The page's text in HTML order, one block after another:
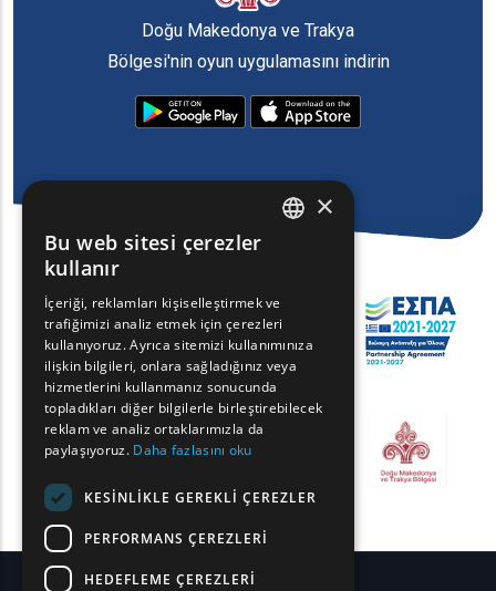
Doğu Makedonya ve Trakya
Bölgesi'nin oyun uygulamasını indirin
FRENCH
BULGARIAN
GERMAN
×
Bu web sitesi çerezler
kullanır
İçeriği, reklamları kişiselleştirmek ve
trafiğimizi analiz etmek için çerezleri
kullanıyoruz. Ayrıca sitemizi kullanımınıza
ilişkin bilgileri, onlara sağladığınız veya
hizmetlerini kullanmanız sonucunda
topladıkları diğer bilgilerle birleştirebilecek
reklam ve analiz ortaklarımızla da
paylaşıyoruz. Daha fazlasını oku
KESINLIKLE GEREKLI ÇEREZLER
PERFORMANS ÇEREZLERI
HEDEFLEME ÇEREZLERI